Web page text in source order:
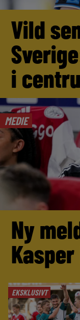
Vild
i
MEDIE
Ny
EKSKLUSIVT